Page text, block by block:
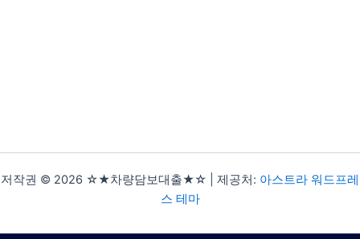
저작권 © 2026 ☆★차량담보대출★☆ | 제공처: 아스트라 워드프레
스 테마